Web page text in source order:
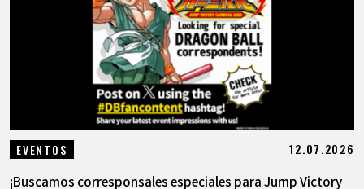
EVENTOS 12.07.2026
¡Buscamos corresponsales especiales para Jump Victory